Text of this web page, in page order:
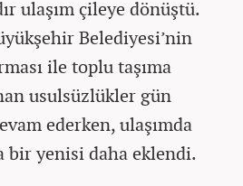
ulaşım çileye dönüştü.
Belediyesi’nin
ile toplu taşıma
usulsüzlükler gün
ederken, ulaşımda
bir yenisi daha eklendi.